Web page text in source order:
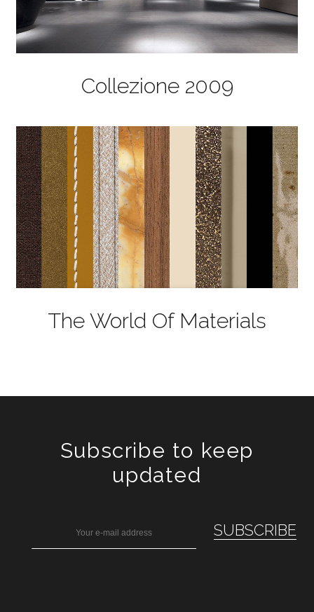
Collezione 2009
The World Of Materials
Subscribe to keep
updated